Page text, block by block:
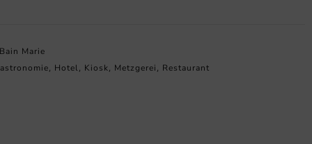
Marie
, Hotel , Kiosk, Metzgerei , Restaurant